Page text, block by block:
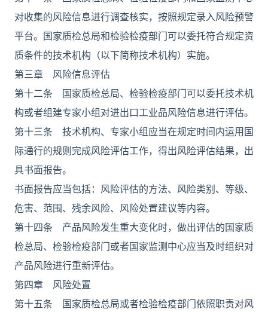
对收集的风险信息进行调查核实，按照规定录入风险预警
平台。国家质检总局和检验检疫部门可以委托符合规定资
质条件的技术机构（以下简称技术机构）实施。
第三章 风险信息评估
第十二条 国家质检总局、检验检疫部门可以委托技术机
构或者组建专家小组对进出口工业品风险信息进行评估。
第十三条 技术机构、专家小组应当在规定时间内运用国
际通行的规则完成风险评估工作，得出风险评估结果，出
具书面报告。
书面报告应当包括：风险评估的方法、风险类别、等级、
危害、范围、残余风险、风险处置建议等内容。
第十四条 产品风险发生重大变化时，做出评估的国家质
检总局、检验检疫部门或者国家监测中心应当及时组织对
产品风险进行重新评估。
第四章 风险处置
第十五条 国家质检总局或者检验检疫部门依照职责对风